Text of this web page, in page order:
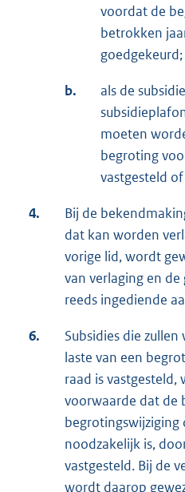
voordat de
betrokken
b.
als de
moeten
begroting
vastgesteld
4.
Bij de
dat kan worden
vorige lid, wordt
van verlaging en
reeds ingediende
6.
Subsidies die
laste van een
raad is
voorwaarde dat de
noodzakelijk is,
vastgesteld. Bij de
wordt daarop